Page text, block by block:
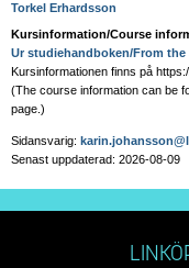
Torkel Erhardsson
Kursinformation/Course
Ur studiehandboken/From the
Kursinformationen finns på
(The course information can be
page .)
Sidansvarig:
Senast uppdaterad: 2026-08-09